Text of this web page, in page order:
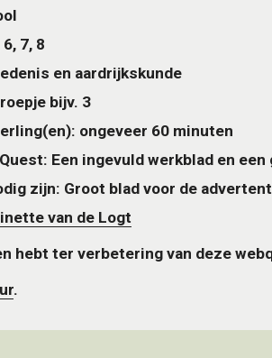
7, 8
en aardrijkskunde
bijv. 3
ongeveer 60 minuten
Een ingevuld werkblad en
zijn: Groot blad voor de
van de Logt
hebt ter verbetering van deze
.